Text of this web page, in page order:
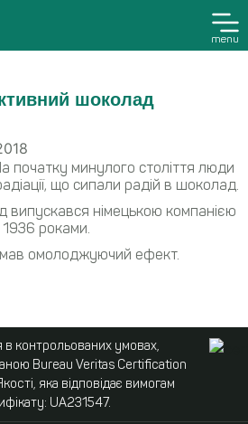
menu
шоколад
початку минулого століття люди
що сипали радій в шоколад.
випускався німецькою компанією
1936 роками.
мав омолоджуючий ефект.
в контрольованих умовах,
Bureau Veritas Certification
яка відповідає вимогам
UA231547.